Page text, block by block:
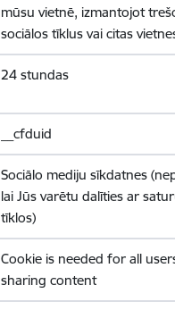
mūsu vietnē, izmantojot
sociālos tīklus vai citas
24 stundas
__cfduid
Sociālo mediju sīkdatnes
lai Jūs varētu dalīties ar
tīklos)
Cookie is needed for all
sharing content